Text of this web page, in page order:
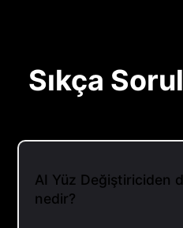
Sıkça
AI Yüz Değiştiriciden
nedir?